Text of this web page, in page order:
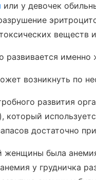
или у девочек
веществ
развивается именно
возникнуть по
развития
который
достаточно
женщины была
у грудничка